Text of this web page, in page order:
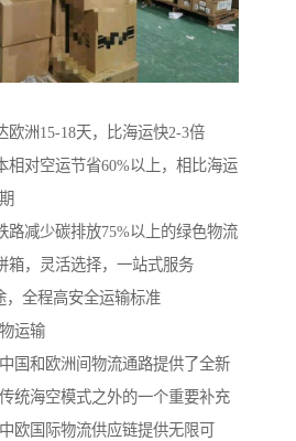
洲15-18天，比海运快2-3倍
对空运节省60%以上，相比海运
减少碳排放75%以上的绿色物流
，灵活选择，一站式服务
全程高安全运输标准
运输
国和欧洲间物流通路提供了全新
统海空模式之外的一个重要补充
欧国际物流供应链提供无限可